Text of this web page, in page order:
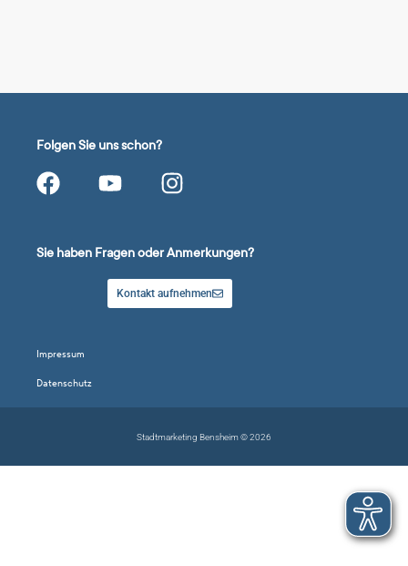
Folgen Sie uns schon?
Sie haben Fragen oder Anmerkungen?
Kontakt aufnehmen
Impressum
Datenschutz
Stadtmarketing Bensheim © 2026